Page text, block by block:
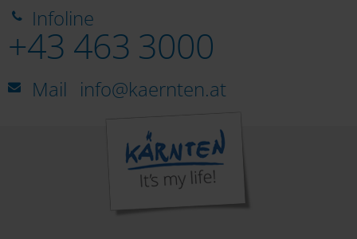
Infoline
+43 463 3000
Mail info@kaernten.at